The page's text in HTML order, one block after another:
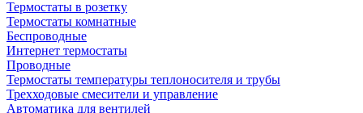
Термостаты в розетку
Термостаты комнатные
Беспроводные
Интернет термостаты
Проводные
Термостаты температуры теплоносителя и трубы
Трехходовые смесители и управление
Автоматика для вентилей